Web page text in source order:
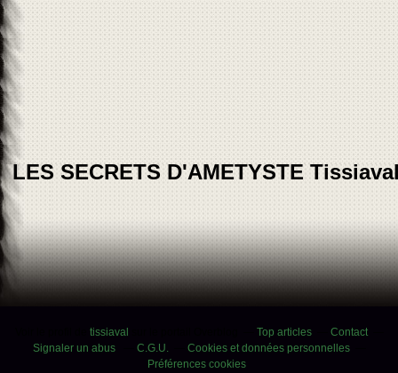
LES SECRETS D'AMETYSTE
tissiaval Top articles
Contact
Signaler un abus
C.G.U.
Cookies et données personnelles
Préférences cookies